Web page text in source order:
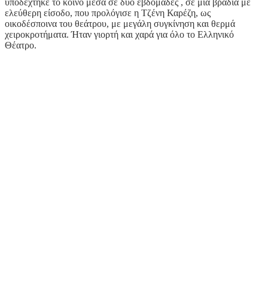
υποδέχτηκε το κοινό μέσα σε δύο εβδομάδες , σε μία βραδιά με
ελεύθερη είσοδο, που προλόγισε η Τζένη Καρέζη, ως
οικοδέσποινα του θεάτρου, με μεγάλη συγκίνηση και θερμά
χειροκροτήματα. Ήταν γιορτή και χαρά για όλο το Ελληνικό
Θέατρο.